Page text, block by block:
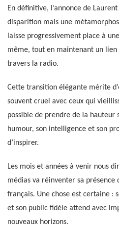
En définitive, l’annonce de
disparition mais une
laisse progressivement place à
même, tout en maintenant un lien
travers la radio.
Cette transition élégante mérite
souvent cruel avec ceux qui
possible de prendre de la hauteur
humour, son intelligence et son
d’inspirer.
Les mois et années à venir nous
médias va réinventer sa présence
français. Une chose est certaine :
et son public fidèle attend avec
nouveaux horizons.